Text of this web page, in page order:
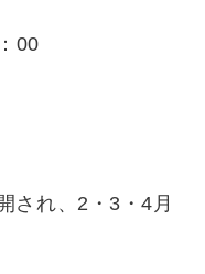
： 00
され、 2 ・ 3・4 月